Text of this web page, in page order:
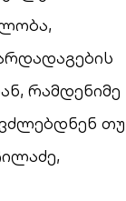
რამდენიმე
თუ